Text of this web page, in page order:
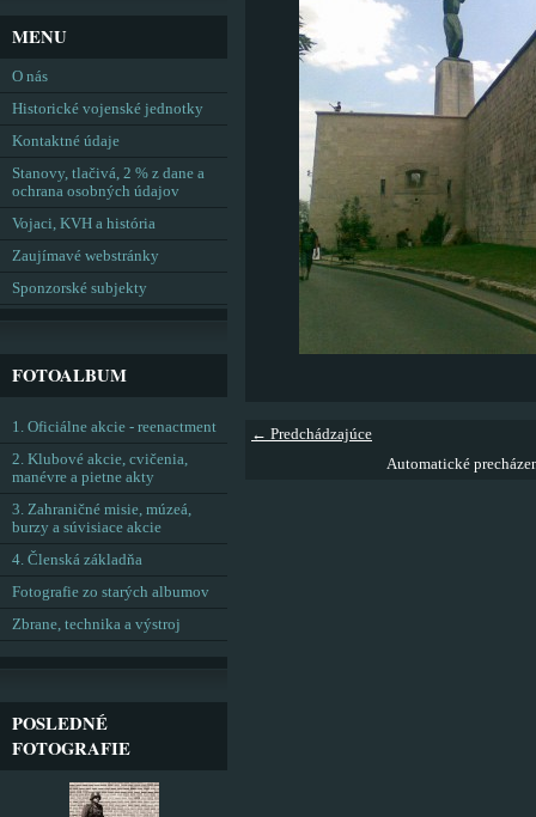
← Predchádzajúce
Automatické
MENU
O nás
Historické vojenské jednotky
Kontaktné údaje
Stanovy, tlačivá, 2 % z dane a
ochrana osobných údajov
Vojaci, KVH a história
Zaujímavé webstránky
Sponzorské subjekty
FOTOALBUM
1. Oficiálne akcie - reenactment
2. Klubové akcie, cvičenia,
manévre a pietne akty
3. Zahraničné misie, múzeá,
burzy a súvisiace akcie
4. Členská základňa
Fotografie zo starých albumov
Zbrane, technika a výstroj
POSLEDNÉ
FOTOGRAFIE